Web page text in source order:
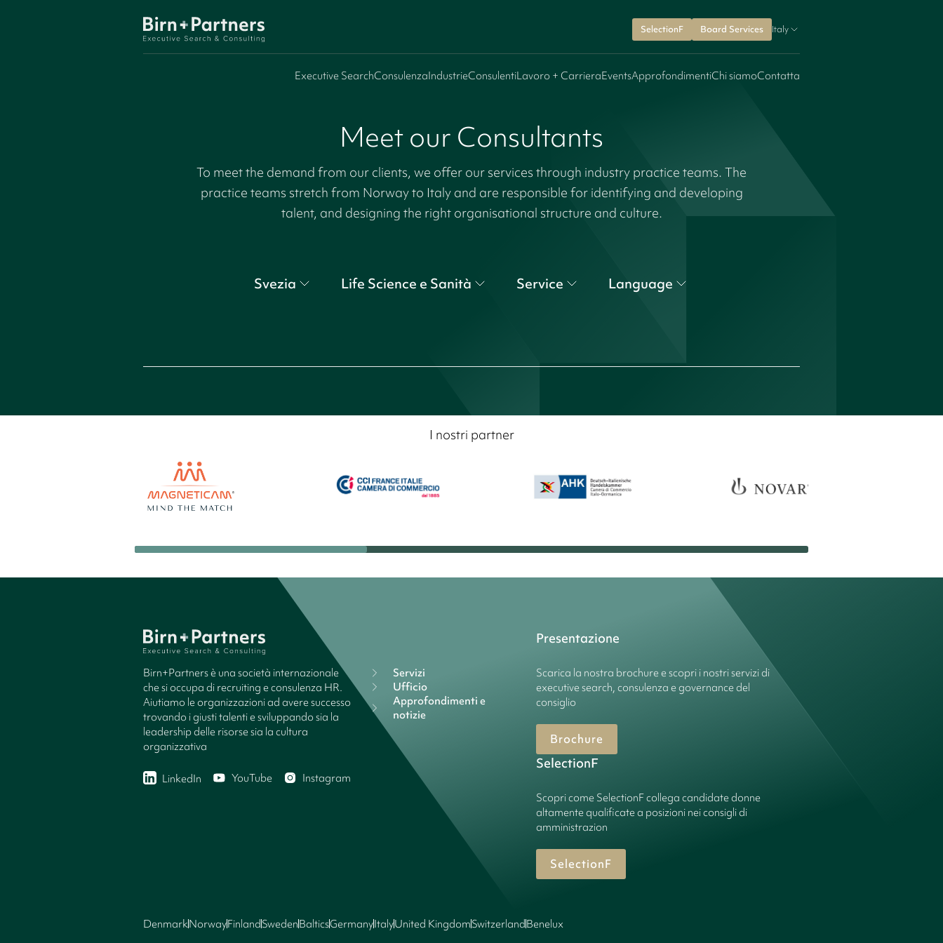
SelectionF Board Services Italy
Executive SearchConsulenzaIndustrieConsulentiLavoro + CarrieraEventsApprofondimentiChi siamoContatta
Meet our Consultants
To meet the demand from our clients, we offer our services through industry practice teams. The
practice teams stretch from Norway to Italy and are responsible for identifying and developing
talent, and designing the right organisational structure and culture.
Svezia Life Science e Sanità Service Language
I nostri partner
Birn+Partners è una società internazionale
che si occupa di recruiting e consulenza HR.
Aiutiamo le organizzazioni ad avere successo
trovando i giusti talenti e sviluppando sia la
leadership delle risorse sia la cultura
organizzativa
LinkedIn YouTube Instagram
Servizi
Ufficio
Approfondimenti e
notizie
Presentazione
Scarica la nostra brochure e scopri i nostri servizi di
executive search, consulenza e governance del
consiglio
Brochure
SelectionF
Scopri come SelectionF collega candidate donne
altamente qualificate a posizioni nei consigli di
amministrazion
SelectionF
DenmarkNorwayFinlandSwedenBalticsGermanyItalyUnited KingdomSwitzerlandBenelux